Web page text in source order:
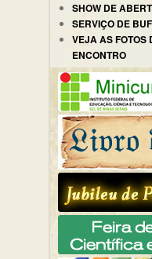
SHOW DE
SERVIÇO DE
VEJA AS FOTOS
ENCONTRO